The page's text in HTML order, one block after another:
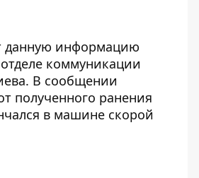
данную информацию
коммуникации
В сообщении
полученного ранения
в машине скорой